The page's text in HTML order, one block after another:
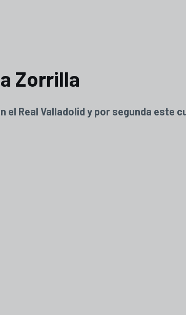
Zorrilla
Real Valladolid y por segunda este